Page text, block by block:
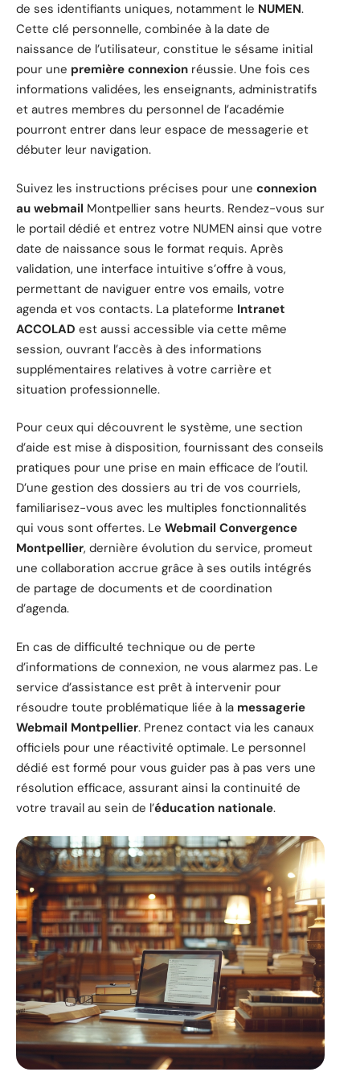
de ses identifiants uniques, notamment le NUMEN.
Cette clé personnelle, combinée à la date de
naissance de l’utilisateur, constitue le sésame initial
pour une première connexion réussie. Une fois ces
informations validées, les enseignants, administratifs
et autres membres du personnel de l’académie
pourront entrer dans leur espace de messagerie et
débuter leur navigation.
Suivez les instructions précises pour une connexion
au webmail Montpellier sans heurts. Rendez-vous sur
le portail dédié et entrez votre NUMEN ainsi que votre
date de naissance sous le format requis. Après
validation, une interface intuitive s’offre à vous,
permettant de naviguer entre vos emails, votre
agenda et vos contacts. La plateforme Intranet
ACCOLAD est aussi accessible via cette même
session, ouvrant l’accès à des informations
supplémentaires relatives à votre carrière et
situation professionnelle.
Pour ceux qui découvrent le système, une section
d’aide est mise à disposition, fournissant des conseils
pratiques pour une prise en main efficace de l’outil.
D’une gestion des dossiers au tri de vos courriels,
familiarisez-vous avec les multiples fonctionnalités
qui vous sont offertes. Le Webmail Convergence
Montpellier, dernière évolution du service, promeut
une collaboration accrue grâce à ses outils intégrés
de partage de documents et de coordination
d’agenda.
En cas de difficulté technique ou de perte
d’informations de connexion, ne vous alarmez pas. Le
service d’assistance est prêt à intervenir pour
résoudre toute problématique liée à la messagerie
Webmail Montpellier. Prenez contact via les canaux
officiels pour une réactivité optimale. Le personnel
dédié est formé pour vous guider pas à pas vers une
résolution efficace, assurant ainsi la continuité de
votre travail au sein de l’éducation nationale.